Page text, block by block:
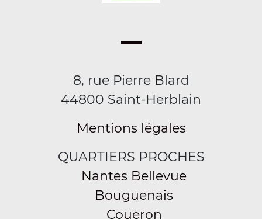
8, rue Pierre Blard
44800 Saint-Herblain
Mentions légales
QUARTIERS PROCHES
Nantes Bellevue
Bouguenais
Couëron